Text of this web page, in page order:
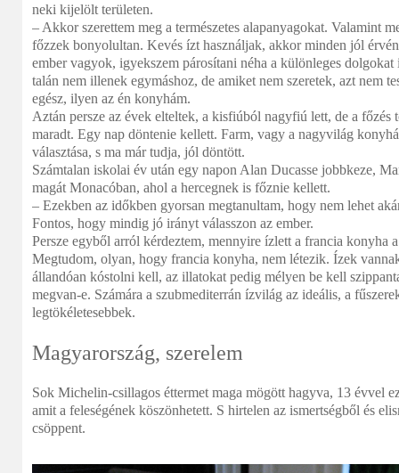
neki kijelölt területen.
– Akkor szerettem meg a természetes alapanyagokat. Valamint
főzzek bonyolultan. Kevés ízt használjak, akkor minden jól
ember vagyok, igyekszem párosítani néha a különleges dolgokat
talán nem illenek egymáshoz, de amiket nem szeretek, azt nem
egész, ilyen az én konyhám.
Aztán persze az évek elteltek, a kisfiúból nagyfiú lett, de a főzés
maradt. Egy nap döntenie kellett. Farm, vagy a nagyvilág
választása, s ma már tudja, jól döntött.
Számtalan iskolai év után egy napon Alan Ducasse jobbkeze,
magát Monacóban, ahol a hercegnek is főznie kellett.
– Ezekben az időkben gyorsan megtanultam, hogy nem lehet
Fontos, hogy mindig jó irányt válasszon az ember.
Persze egyből arról kérdeztem, mennyire ízlett a francia konyha
Megtudom, olyan, hogy francia konyha, nem létezik. Ízek
állandóan kóstolni kell, az illatokat pedig mélyen be kell
megvan-e. Számára a szubmediterrán ízvilág az ideális, a
legtökéletesebbek.
Magyarország, szerelem
Sok Michelin-csillagos éttermet maga mögött hagyva, 13 évvel
amit a feleségének köszönhetett. S hirtelen az ismertségből és
csöppent.